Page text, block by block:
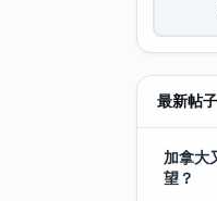
最新帖子
加拿大
望？